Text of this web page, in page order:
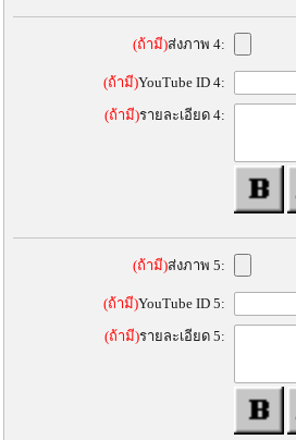
(ถ้ามี)ส่งภาพ 4:
(ถ้ามี)YouTube ID 4:
(ถ้ามี)รายละเอียด 4:
(ถ้ามี)ส่งภาพ 5:
(ถ้ามี)YouTube ID 5:
(ถ้ามี)รายละเอียด 5: